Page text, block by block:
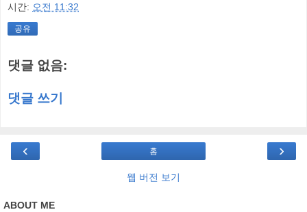
시간: 오전 11:32
공유
댓글 없음:
댓글 쓰기
‹ ›
홈
웹 버전 보기
ABOUT ME